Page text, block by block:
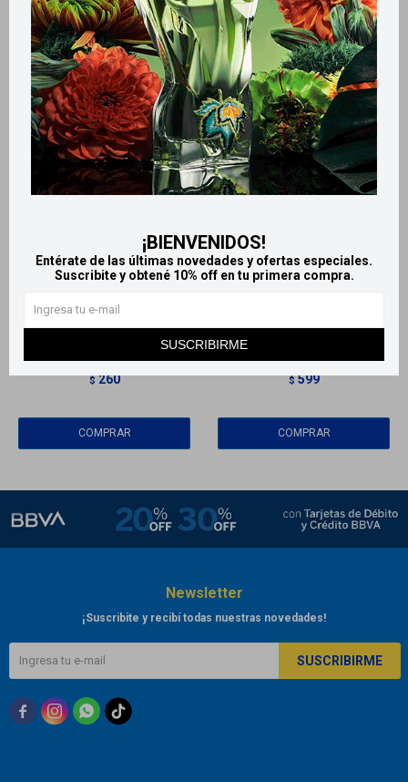
¡BIENVENIDOS!
Entérate de las últimas novedades y ofertas especiales.
Suscribite y obtené 10% off en tu primera compra.
SUSCRIBIRME
Llega EL LUNES
Kiss Max Speed pegamento
$ 260
Llega EL LUNES
Nuevas uñas postizas Kiss
$ 599
Newsletter
¡Suscribite y recibí todas nuestras novedades!
SUSCRIBIRME
  